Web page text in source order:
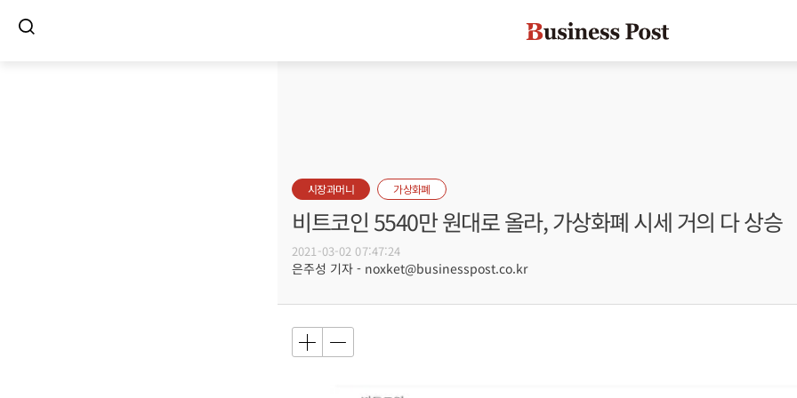
시장과머니 가상화폐
비트코인 5540만 원대로 올라, 가상화폐 시세 거의 다 상승
2021-03-02 07:47:24
은주성 기자 - noxket@businesspost.co.kr